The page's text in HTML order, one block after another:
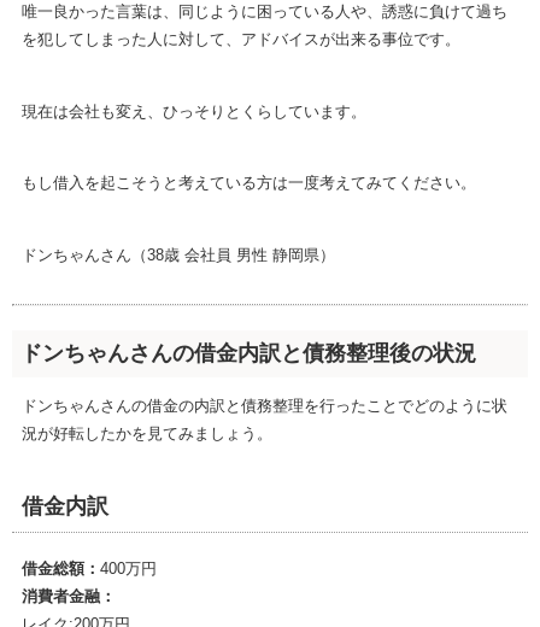
唯一良かった言葉は、同じように困っている人や、誘惑に負けて過ち
を犯してしまった人に対して、アドバイスが出来る事位です。
現在は会社も変え、ひっそりとくらしています。
もし借入を起こそうと考えている方は一度考えてみてください。
ドンちゃんさん（38歳 会社員 男性 静岡県）
ドンちゃんさんの借金内訳と債務整理後の状況
ドンちゃんさんの借金の内訳と債務整理を行ったことでどのように状
況が好転したかを見てみましょう。
借金内訳
借金総額： 400万円
消費者金融：